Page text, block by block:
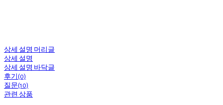
상세 설명 머리글
상세 설명
상세 설명 바닥글
후기(0)
질문(10)
관련 상품